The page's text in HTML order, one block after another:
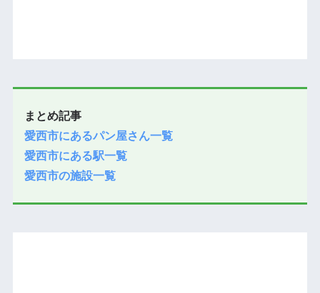
まとめ記事
愛西市にあるパン屋さん一覧
愛西市にある駅一覧
愛西市の施設一覧